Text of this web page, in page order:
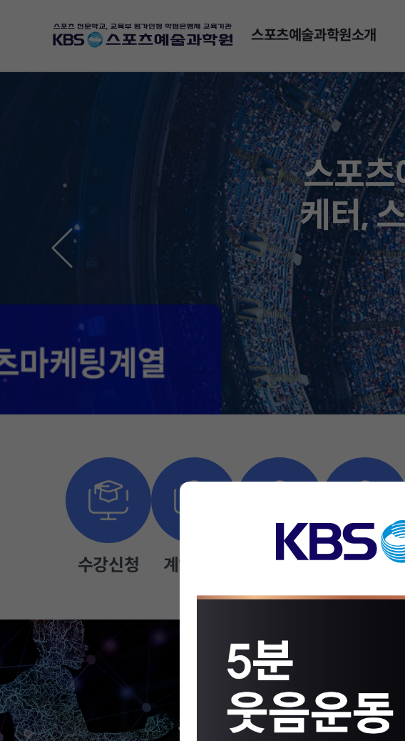
스포츠예술과학원소개
스포츠
케터,
수강신청 계열안내 대관신청 강의평가서
스포츠융합 과학부